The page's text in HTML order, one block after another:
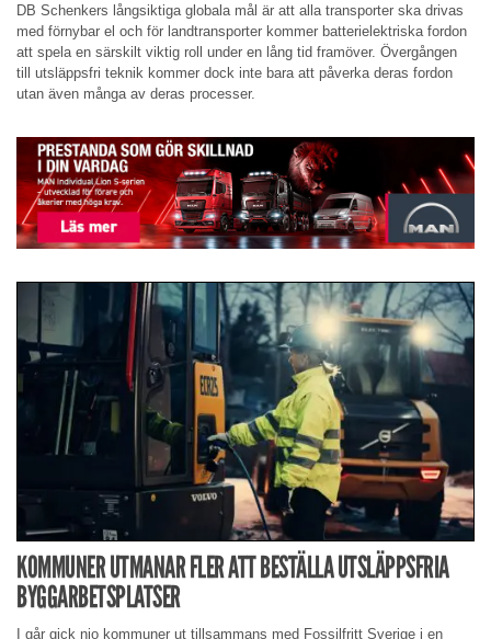
DB Schenkers långsiktiga globala mål är att alla transporter ska drivas
med förnybar el och för landtransporter kommer batterielektriska fordon
att spela en särskilt viktig roll under en lång tid framöver. Övergången
till utsläppsfri teknik kommer dock inte bara att påverka deras fordon
utan även många av deras processer.
KOMMUNER UTMANAR FLER ATT BESTÄLLA UTSLÄPPSFRIA
BYGGARBETSPLATSER
I går gick nio kommuner ut tillsammans med Fossilfritt Sverige i en